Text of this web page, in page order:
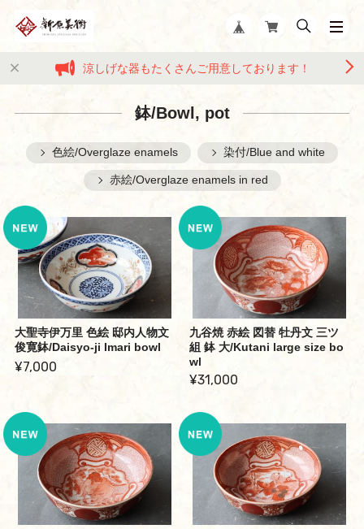
涼しげな器もたくさんご用意しております！
鉢/Bowl, pot
色絵/Overglaze enamels 染付/Blue and white
赤絵/Overglaze enamels in red
大聖寺伊万里 色絵 邸内人物文
俊寛鉢/Daisyo-ji Imari bowl
¥7,000
九谷焼 赤絵 図替 牡丹文 三ツ
組 鉢 大/Kutani large size bo
wl
¥31,000